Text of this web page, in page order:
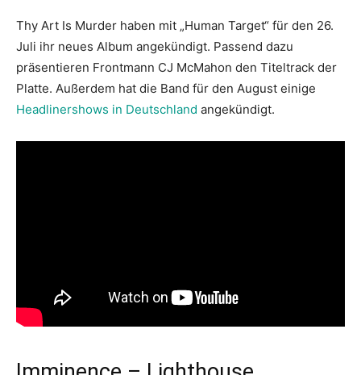
Thy Art Is Murder haben mit „Human Target“ für den 26.
Juli ihr neues Album angekündigt. Passend dazu
präsentieren Frontmann CJ McMahon den Titeltrack der
Platte. Außerdem hat die Band für den August einige
Headlinershows in Deutschland angekündigt.